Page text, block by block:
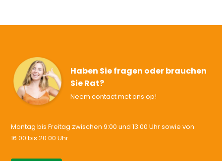
Haben Sie fragen oder brauchen
Sie Rat?
Neem contact met ons op!
Montag bis Freitag zwischen 9:00 und 13:00 Uhr sowie von
16:00 bis 20:00 Uhr